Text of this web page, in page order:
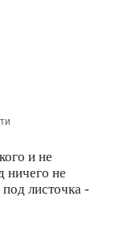
и не
ничего не
листочка -